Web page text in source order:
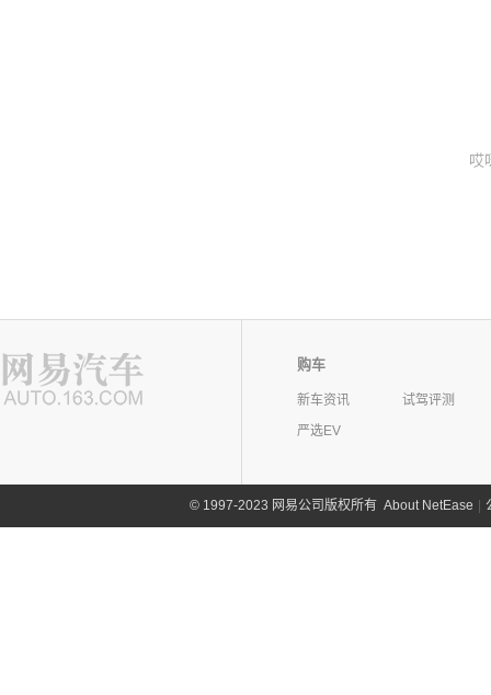
哎
购车
新车资讯
试驾评测
严选EV
©1997-2023 网易公司版权所有 About NetEase